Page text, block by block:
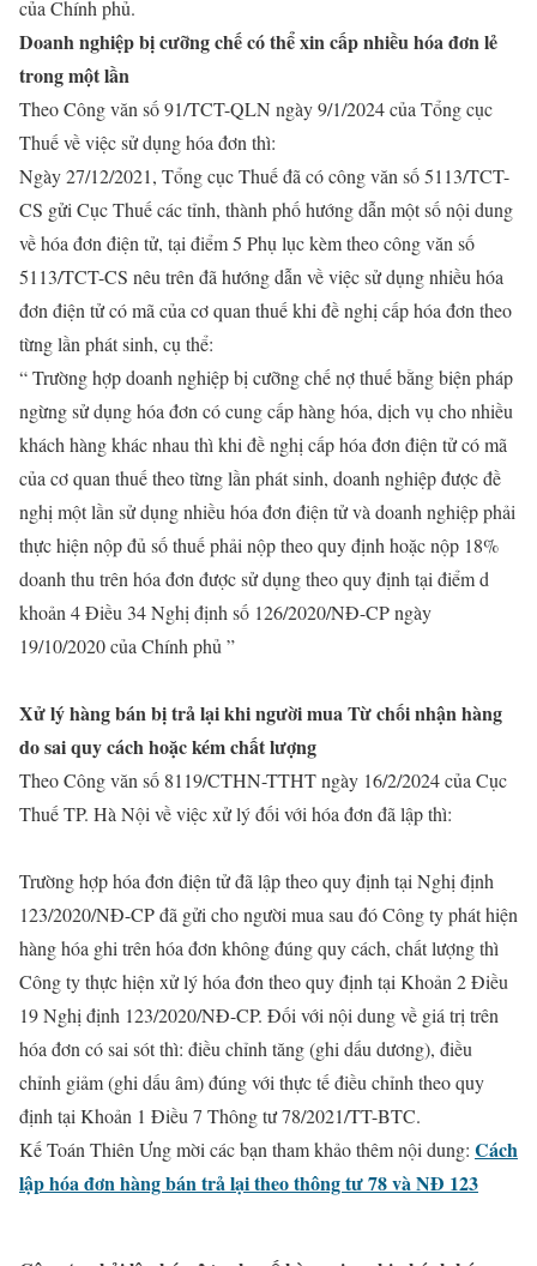
của Chính phủ.
Doanh nghiệp bị cưỡng chế có thể xin cấp nhiều hóa đơn lẻ
trong một lần
Theo Công văn số 91/TCT-QLN ngày 9/1/2024 của Tổng cục
Thuế về việc sử dụng hóa đơn thì:
Ngày 27/12/2021, Tổng cục Thuế đã có công văn số 5113/TCT-
CS gửi Cục Thuế các tỉnh, thành phố hướng dẫn một số nội dung
về hóa đơn điện tử, tại điểm 5 Phụ lục kèm theo công văn số
5113/TCT-CS nêu trên đã hướng dẫn về việc sử dụng nhiều hóa
đơn điện tử có mã của cơ quan thuế khi đề nghị cấp hóa đơn theo
từng lần phát sinh, cụ thể:
“ Trường hợp doanh nghiệp bị cưỡng chế nợ thuế bằng biện pháp
ngừng sử dụng hóa đơn có cung cấp hàng hóa, dịch vụ cho nhiều
khách hàng khác nhau thì khi đề nghị cấp hóa đơn điện tử có mã
của cơ quan thuế theo từng lần phát sinh, doanh nghiệp được đề
nghị một lần sử dụng nhiều hóa đơn điện tử và doanh nghiệp phải
thực hiện nộp đủ số thuế phải nộp theo quy định hoặc nộp 18%
doanh thu trên hóa đơn được sử dụng theo quy định tại điểm d
khoản 4 Điều 34 Nghị định số 126/2020/NĐ-CP ngày
19/10/2020 của Chính phủ ”
Xử lý hàng bán bị trả lại khi người mua Từ chối nhận hàng
do sai quy cách hoặc kém chất lượng
Theo Công văn số 8119/CTHN-TTHT ngày 16/2/2024 của Cục
Thuế TP. Hà Nội về việc xử lý đối với hóa đơn đã lập thì:
Trường hợp hóa đơn điện tử đã lập theo quy định tại Nghị định
123/2020/NĐ-CP đã gửi cho người mua sau đó Công ty phát hiện
hàng hóa ghi trên hóa đơn không đúng quy cách, chất lượng thì
Công ty thực hiện xử lý hóa đơn theo quy định tại Khoản 2 Điều
19 Nghị định 123/2020/NĐ-CP. Đối với nội dung về giá trị trên
hóa đơn có sai sót thì: điều chỉnh tăng (ghi dấu dương), điều
chỉnh giảm (ghi dấu âm) đúng với thực tế điều chỉnh theo quy
định tại Khoản 1 Điều 7 Thông tư 78/2021/TT-BTC.
Kế Toán Thiên Ưng mời các bạn tham khảo thêm nội dung: Cách
lập hóa đơn hàng bán trả lại theo thông tư 78 và NĐ 123